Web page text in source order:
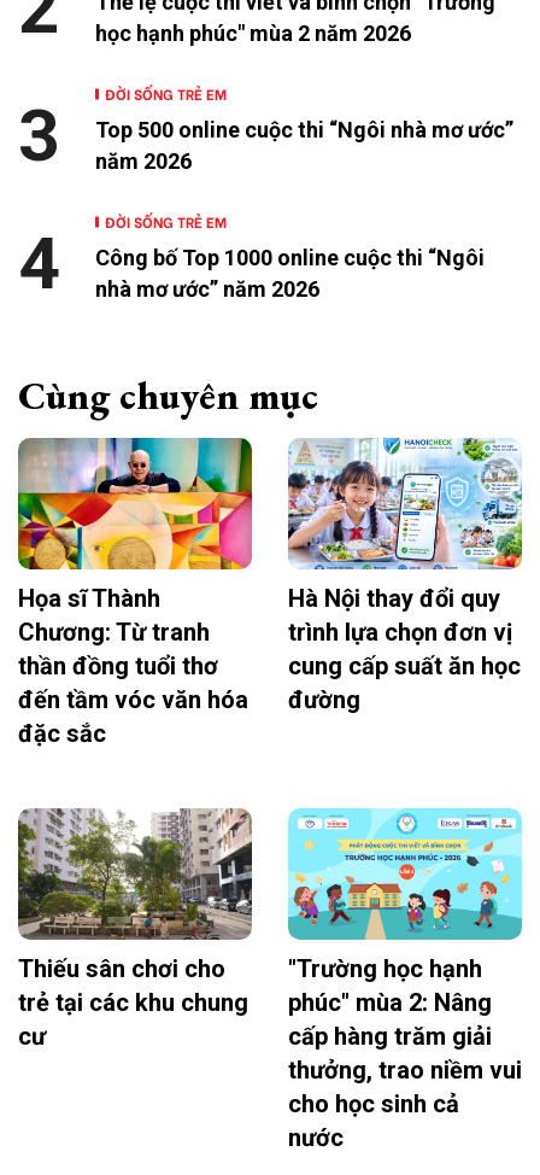
học hạnh phúc" mùa 2 năm 2026
ĐỜI SỐNG TRẺ EM
Top 500 online cuộc thi “Ngôi nhà mơ ước”
năm 2026
3
ĐỜI SỐNG TRẺ EM
Công bố Top 1000 online cuộc thi “Ngôi
nhà mơ ước” năm 2026
4
Cùng chuyên mục
Họa sĩ Thành
Chương: Từ tranh
thần đồng tuổi thơ
đến tầm vóc văn hóa
đặc sắc
Hà Nội thay đổi quy
trình lựa chọn đơn vị
cung cấp suất ăn học
đường
Thiếu sân chơi cho
trẻ tại các khu chung
cư
"Trường học hạnh
phúc" mùa 2: Nâng
cấp hàng trăm giải
thưởng, trao niềm vui
cho học sinh cả
nước